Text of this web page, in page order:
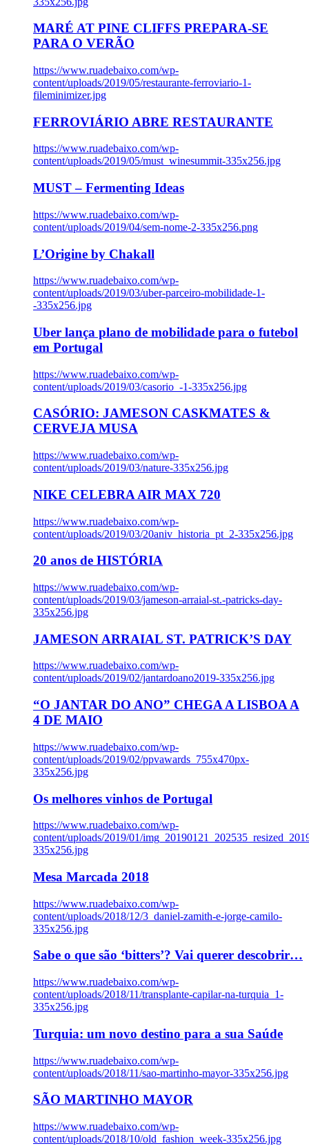
MARÉ AT PINE CLIFFS PREPARA-SE
PARA O VERÃO
https://www.ruadebaixo.com/wp-
content/uploads/2019/05/restaurante-ferroviario-1-
fileminimizer.jpg
FERROVIÁRIO ABRE RESTAURANTE
https://www.ruadebaixo.com/wp-
content/uploads/2019/05/must_winesummit-335x256.jpg
MUST – Fermenting Ideas
https://www.ruadebaixo.com/wp-
content/uploads/2019/04/sem-nome-2-335x256.png
L’Origine by Chakall
https://www.ruadebaixo.com/wp-
content/uploads/2019/03/uber-parceiro-mobilidade-1-
-335x256.jpg
Uber lança plano de mobilidade para o futebol
em Portugal
https://www.ruadebaixo.com/wp-
content/uploads/2019/03/casorio_-1-335x256.jpg
CASÓRIO: JAMESON CASKMATES &
CERVEJA MUSA
https://www.ruadebaixo.com/wp-
content/uploads/2019/03/nature-335x256.jpg
NIKE CELEBRA AIR MAX 720
https://www.ruadebaixo.com/wp-
content/uploads/2019/03/20aniv_historia_pt_2-335x256.jpg
20 anos de HISTÓRIA
https://www.ruadebaixo.com/wp-
content/uploads/2019/03/jameson-arraial-st.-patricks-day-
335x256.jpg
JAMESON ARRAIAL ST. PATRICK’S DAY
https://www.ruadebaixo.com/wp-
content/uploads/2019/02/jantardoano2019-335x256.jpg
“O JANTAR DO ANO” CHEGA A LISBOA A
4 DE MAIO
https://www.ruadebaixo.com/wp-
content/uploads/2019/02/ppvawards_755x470px-
335x256.jpg
Os melhores vinhos de Portugal
https://www.ruadebaixo.com/wp-
content/uploads/2019/01/
335x256.jpg
Mesa Marcada 2018
https://www.ruadebaixo.com/wp-
content/uploads/2018/12/3_daniel-zamith-e-jorge-camilo-
335x256.jpg
Sabe o que são ‘bitters’? Vai querer descobrir…
https://www.ruadebaixo.com/wp-
content/uploads/2018/11/transplante-capilar-na-turquia_1-
335x256.jpg
Turquia: um novo destino para a sua Saúde
https://www.ruadebaixo.com/wp-
content/uploads/2018/11/sao-martinho-mayor-335x256.jpg
SÃO MARTINHO MAYOR
https://www.ruadebaixo.com/wp-
content/uploads/2018/10/old_fashion_week-335x256.jpg